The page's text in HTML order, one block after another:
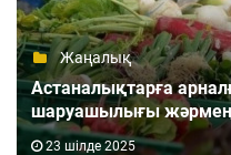
Жаңалық
Астаналықтарға
шаруашылығы
23 шілде 2025